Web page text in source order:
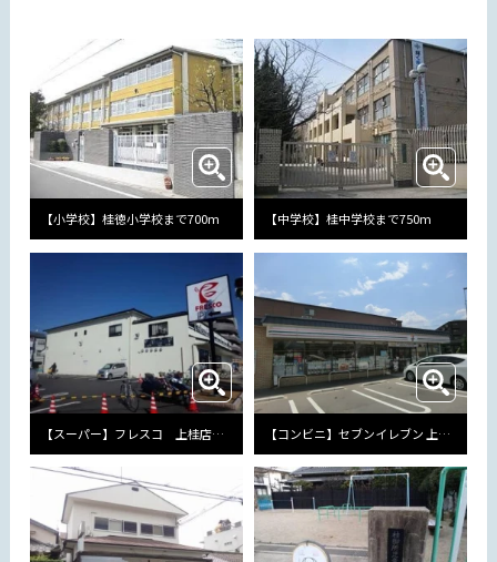
【小学校】桂徳小学校まで700m 【中学校】桂中学校まで750m
【スーパー】フレスコ 上桂店まで512m 【コンビニ】セブンイレブン 上桂前田町店まで280m